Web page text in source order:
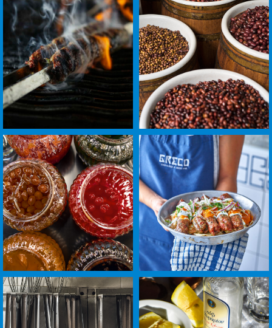
לפתיחת
התמונה
בגדול
-
+
לפתיחת
התמונה
בגדול
-
לפתיחת
התמונה
בגדול
-
+
לפתיחת
התמונה
בגדול
-
+
לפתיחת
התמונה
בגדול
לפתיחת
התמונה
בגדול
-